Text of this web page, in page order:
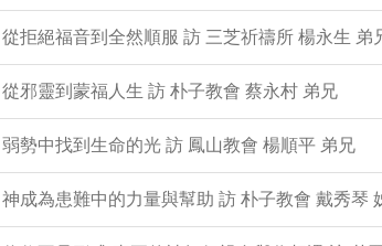
拒絕福音到全然順服 訪 三芝祈禱所 楊永生 弟
邪靈到蒙福人生 訪 朴子教會 蔡永村 弟兄
勢中找到生命的光 訪 鳳山教會 楊順平 弟兄
成為患難中的力量與幫助 訪 朴子教會 戴秀琴